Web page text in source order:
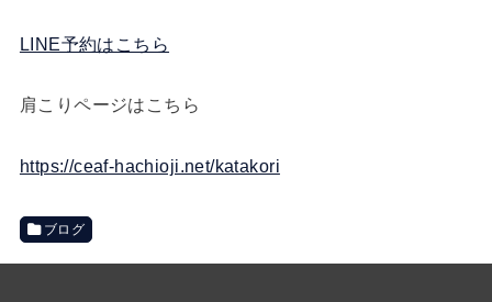
LINE予約はこちら
肩こりページはこちら
https://ceaf-hachioji.net/katakori
ブログ